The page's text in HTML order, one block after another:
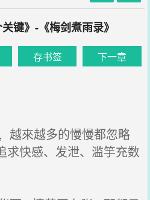
键》-《梅剑煮雨录》
存书签 下一章
來越多的慢慢都忽略
快感、发泄、滥竽充数